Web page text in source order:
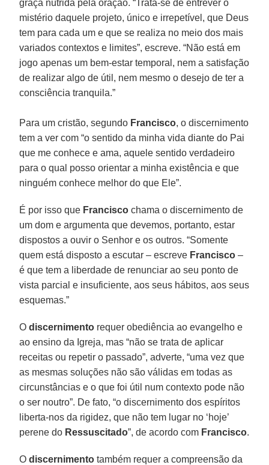
graça nutrida pela oração. “Trata-se de entrever o
mistério daquele projeto, único e irrepetível, que Deus
tem para cada um e que se realiza no meio dos mais
variados contextos e limites”, escreve. “Não está em
jogo apenas um bem-estar temporal, nem a satisfação
de realizar algo de útil, nem mesmo o desejo de ter a
consciência tranquila.”
Para um cristão, segundo Francisco, o discernimento
tem a ver com “o sentido da minha vida diante do Pai
que me conhece e ama, aquele sentido verdadeiro
para o qual posso orientar a minha existência e que
ninguém conhece melhor do que Ele”.
É por isso que Francisco chama o discernimento de
um dom e argumenta que devemos, portanto, estar
dispostos a ouvir o Senhor e os outros. “Somente
quem está disposto a escutar – escreve Francisco –
é que tem a liberdade de renunciar ao seu ponto de
vista parcial e insuficiente, aos seus hábitos, aos seus
esquemas.”
Odiscernimento requer obediência ao evangelho e
ao ensino da Igreja, mas “não se trata de aplicar
receitas ou repetir o passado”, adverte, “uma vez que
as mesmas soluções não são válidas em todas as
circunstâncias e o que foi útil num contexto pode não
o ser noutro”. De fato, “o discernimento dos espíritos
liberta-nos da rigidez, que não tem lugar no ‘hoje’
perene do Ressuscitado”, de acordo com Francisco.
Odiscernimento também requer a compreensão da